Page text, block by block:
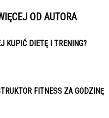
OD AUTORA
KUPIĆ DIETĘ I TRENING?
FITNESS ZA GODZINĘ